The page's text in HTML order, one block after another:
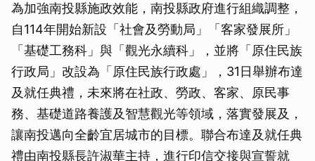
為加強南投縣施政效能，南投縣政府進行組織調整，
自114年開始新設「社會及勞動局」「客家發展所」
「基礎工務科」與「觀光永續科」，並將「原住民族
行政局」改設為「原住民族行政處」，31日舉辦布達
及就任典禮，未來將在社政、勞政、客家、原民事
務、基礎道路養護及智慧觀光等領域，落實發展及，
讓南投邁向全齡宜居城市的目標。聯合布達及就任典
禮由南投縣長許淑華主持，進行印信交接與宣誓就